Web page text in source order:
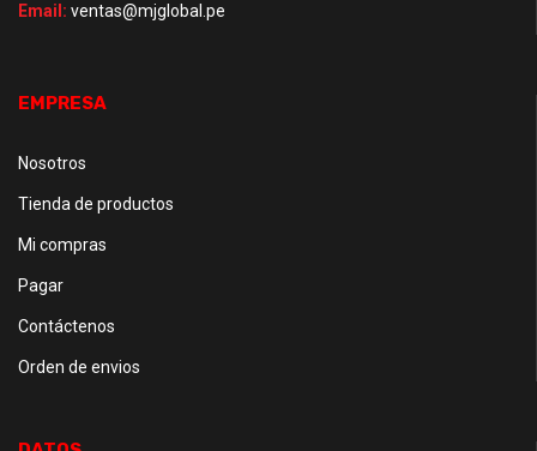
Email: ventas@mjglobal.pe
EMPRESA
Nosotros
Tienda de productos
Mi compras
Pagar
Contáctenos
Orden de envios